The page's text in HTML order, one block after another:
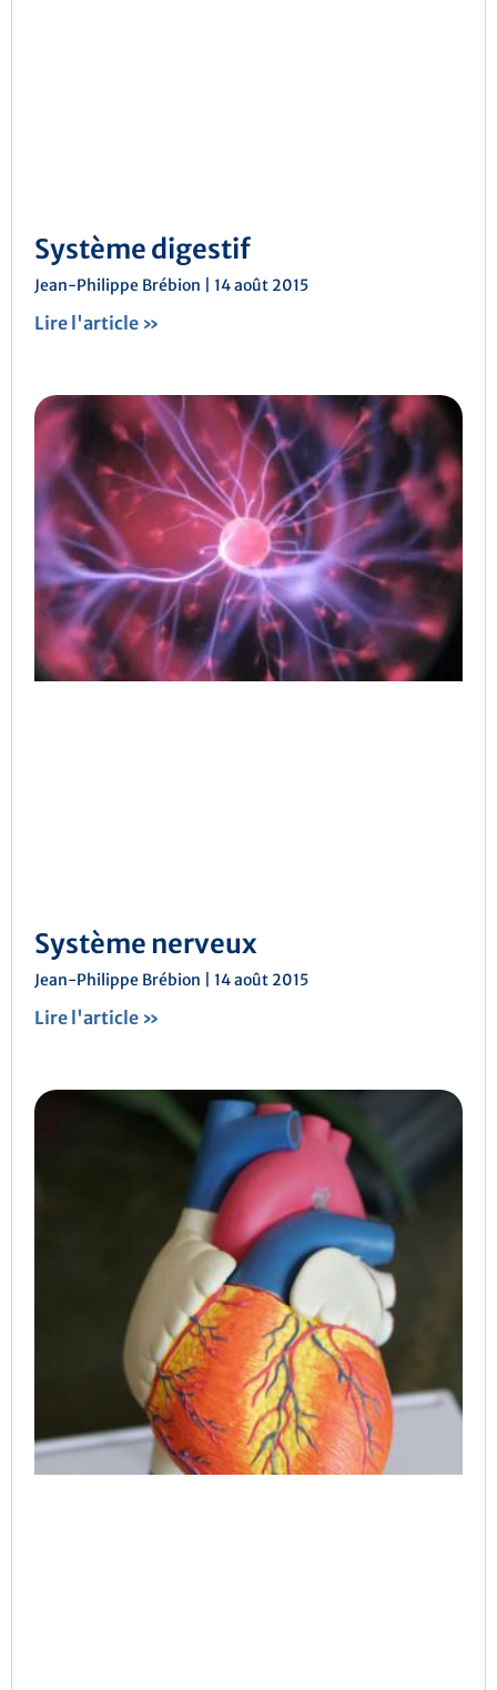
Système digestif
Jean-Philippe Brébion 14 août 2015
Lire l'article »
Système nerveux
Jean-Philippe Brébion 14 août 2015
Lire l'article »